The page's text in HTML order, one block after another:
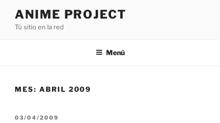
contenido
ANIME PROJECT
Tú sitio en la red
Menú
MES: ABRIL 2009
PUBLICADO
03/04/2009